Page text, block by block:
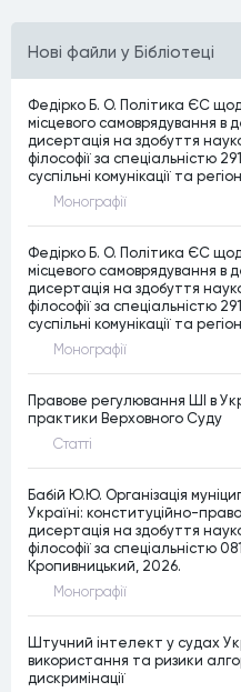
Нові файли у Бібліотеці
Федірко Б. О. Політика ЄС
місцевого самоврядування в
дисертація на здобуття
філософії за спеціальністю
суспільні комунікації та
Монографiї
Федірко Б. О. Політика ЄС
місцевого самоврядування в
дисертація на здобуття
філософії за спеціальністю
суспільні комунікації та
Монографiї
Правове регулювання ШІ в
практики Верховного Суду
Статтi
Бабій Ю.Ю. Організація
Україні: конституційно-
дисертація на здобуття
філософії за спеціальністю
Кропивницький, 2026.
Монографiї
Штучний інтелект у судах
використання та ризики
дискримінації